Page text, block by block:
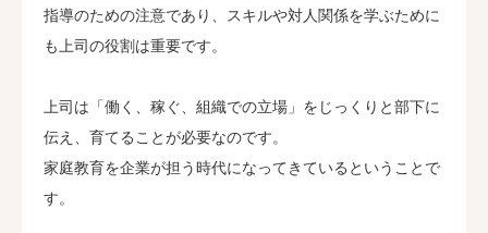
指導のための注意であり、スキルや対人関係を学ぶために
も上司の役割は重要です。
上司は「働く、稼ぐ、組織での立場」をじっくりと部下に
伝え、育てることが必要なのです。
家庭教育を企業が担う時代になってきているということで
す。